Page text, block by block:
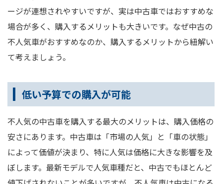
ージが連想されやすいですが、実は中古車ではおすすめな
場合が多く、購入するメリットも大きいです。なぜ中古の
不人気車がおすすめなのか、購入するメリットから紐解い
て考えましょう。
低い予算での購入が可能
不人気の中古車を購入する最大のメリットは、購入価格の
安さにあります。中古車は「市場の人気」と「車の状態」
によって価値が決まり、特に人気は価格に大きな影響を及
ぼします。最新モデルで人気車種だと、中古でもほとんど